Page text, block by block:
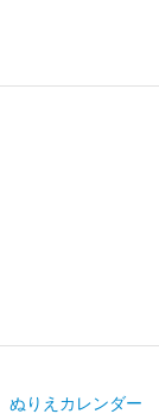
ぬりえカレンダー